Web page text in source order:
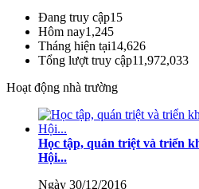
238/2025/NĐ-CP
Quy định về chính sách học phí,
chi phí học tập và giá dịch vụ trong
Lượt xem:353 | lượt tải:231
71-NQ/TW
Đang truy cập15
Hôm nay1,245
Tháng hiện tại14,626
Tổng lượt truy cập11,972,033
Hoạt động nhà trường
Học tập, quán triệt và triển
Hội...
Ngày 30/12/2016